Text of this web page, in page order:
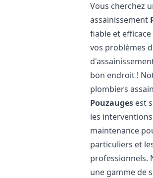
Vous cherchez
assainissement
fiable et
vos problèmes
bon endroit !
plombiers
Pouzauges est
les
maintenance
particuliers et
professionnels.
une gamme de